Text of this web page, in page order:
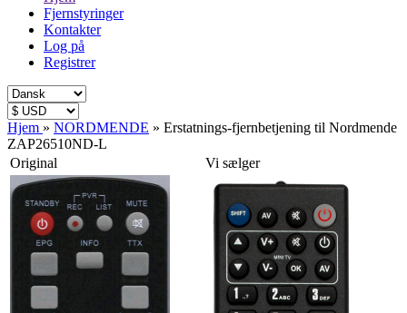
Fjernstyringer
Kontakter
Log på
Registrer
Hjem » NORDMENDE » Erstatnings-fjernbetjening til Nordmende
ZAP26510ND-L
Original
Vi sælger